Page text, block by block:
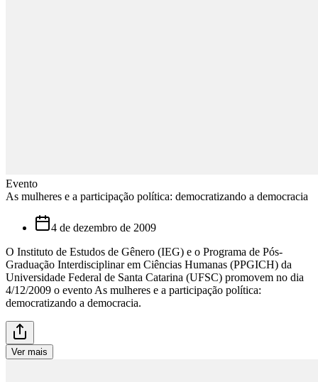
Evento
As mulheres e a participação política: democratizando a democracia
4 de dezembro de 2009
O Instituto de Estudos de Gênero (IEG) e o Programa de Pós-
Graduação Interdisciplinar em Ciências Humanas (PPGICH) da
Universidade Federal de Santa Catarina (UFSC) promovem no dia
4/12/2009 o evento As mulheres e a participação política:
democratizando a democracia.
Ver mais